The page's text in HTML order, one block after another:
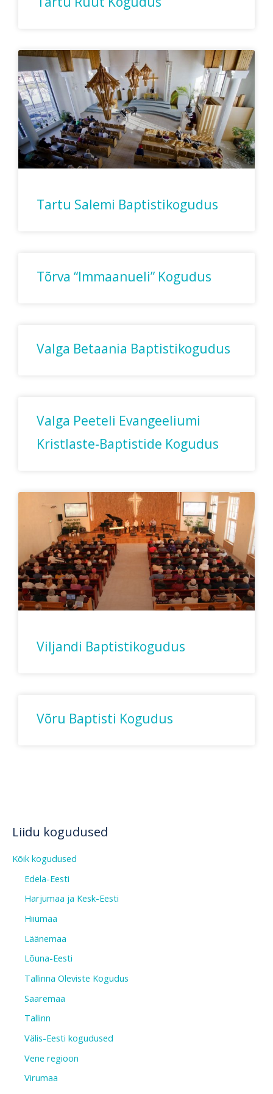
Tartu Salemi Baptistikogudus
Tõrva “Immaanueli” Kogudus
Valga Betaania Baptistikogudus
Valga Peeteli Evangeeliumi
Kristlaste-Baptistide Kogudus
Viljandi Baptistikogudus
Võru Baptisti Kogudus
Liidu kogudused
Kõik kogudused
Edela-Eesti
Harjumaa ja Kesk-Eesti
Hiiumaa
Läänemaa
Lõuna-Eesti
Tallinna Oleviste Kogudus
Saaremaa
Tallinn
Välis-Eesti kogudused
Vene regioon
Virumaa